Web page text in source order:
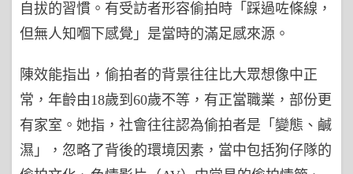
自拔的習慣。有受訪者形容偷拍時「踩過咗條線，
但無人知嗰下感覺」是當時的滿足感來源。
陳效能指出，偷拍者的背景往往比大眾想像中正
常，年齡由18歲到60歲不等，有正當職業，部份更
有家室。她指，社會往往認為偷拍者是「變態、鹹
濕」，忽略了背後的環境因素，當中包括狗仔隊的